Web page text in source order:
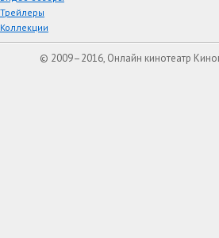
Трейлеры
Коллекции
© 2009–2016, Онлайн кинотеатр